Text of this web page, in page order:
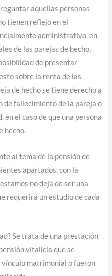
aquellas personas
tienen reflejo en el
administrativo, en
de las parejas de hecho,
de presentar
sobre la renta de las
de hecho se tiene derecho a
de fallecimiento de la pareja o
en el caso de que una persona
hecho.
al tema de la pensión de
apartados, con la
no deja de ser una
requerirá un estudio de cada
Se trata de una prestación
vitalicia que se
vínculo matrimonial o fueron